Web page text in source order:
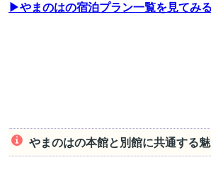
▶やまのはの宿泊プラン一覧を見てみ
やまのはの本館と別館に共通する